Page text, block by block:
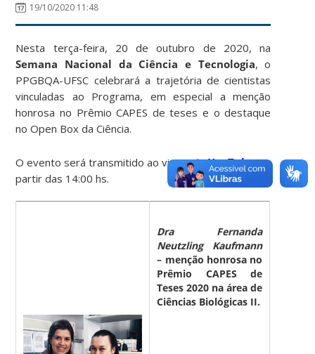
19/10/2020 11:48
Nesta terça-feira, 20 de outubro de 2020, na
Semana Nacional da Ciência e Tecnologia, o
PPGBQA-UFSC celebrará a trajetória de cientistas
vinculadas ao Programa, em especial a menção
honrosa no Prêmio CAPES de teses e o destaque
no Open Box da Ciência.
O evento será transmitido ao vivo peloYouTube, a
partir das 14:00 hs.
Dra Fernanda
Neutzling Kaufmann
– menção honrosa no
Prêmio CAPES de
Teses 2020 na área de
Ciências Biológicas II.